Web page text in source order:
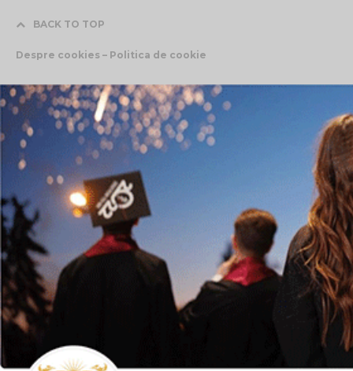
BACK TO TOP
Despre cookies – Politica de cookie